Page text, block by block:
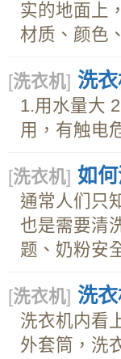
实的地面上
材质、颜色
[洗衣机] 洗
1.用水量大
用，有触电
[洗衣机] 如
通常人们只
也是需要清
题、奶粉安
[洗衣机] 洗
洗衣机内看
外套筒，洗